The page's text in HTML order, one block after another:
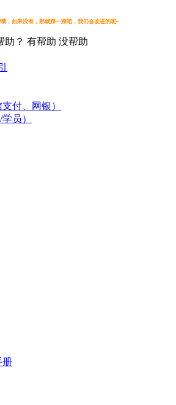
，如果没有，那就踩一踩吧，我们会改进的呢~
助？ 有帮助 没帮助
付、网银）
员）
册